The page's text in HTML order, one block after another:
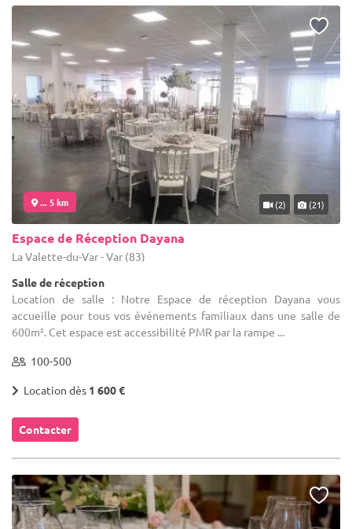
... 5 km (2) (21)
Espace de Réception Dayana
La Valette-du-Var - Var (83)
Salle de réception
Location de salle : Notre Espace de réception Dayana vous
accueille pour tous vos événements familiaux dans une salle de
600m². Cet espace est accessibilité PMR par la rampe ...
100-500
Location dès 1 600 €
Contacter